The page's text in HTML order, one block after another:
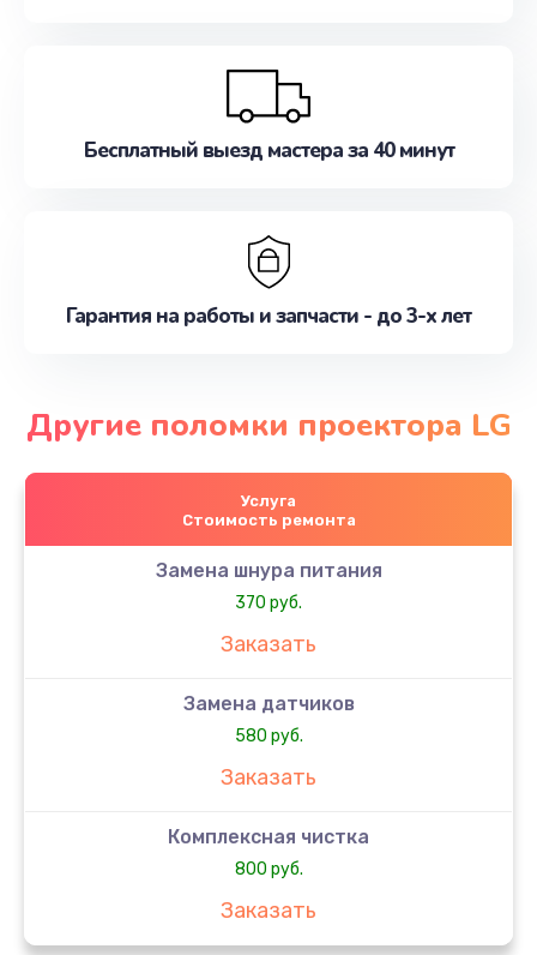
Бесплатный выезд мастера за 40 минут
Гарантия на работы и запчасти - до 3-х лет
Другие поломки проектора LG
Услуга
Стоимость ремонта
Замена шнура питания
370 руб.
Заказать
Замена датчиков
580 руб.
Заказать
Комплексная чистка
800 руб.
Заказать